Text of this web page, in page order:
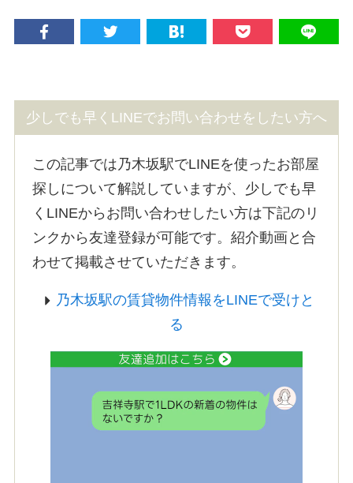
少しでも早くLINEでお問い合わせをしたい方へ
この記事では乃木坂駅でLINEを使ったお部屋
探しについて解説していますが、少しでも早
くLINEからお問い合わせしたい方は下記のリ
ンクから友達登録が可能です。紹介動画と合
わせて掲載させていただきます。
乃木坂駅の賃貸物件情報をLINEで受けと
る